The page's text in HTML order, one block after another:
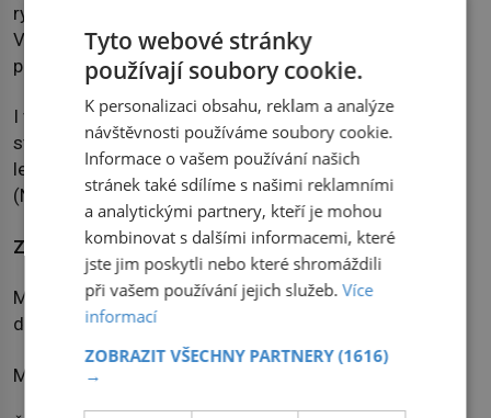
rytířů), kteří měli chránit Evropu před vpádem Osmanů.
V roce 1798 ji obsadil Napoleon, ale již o dva roky
později padla do područí Britů.
I v průběhu 2. světové války byla Malta důležitým
strategický bodem, jelikož umožňovala britskému
letectvu napadat zásobovací konvoje Afrikakorpsu
(Německého afrického sboru).
Zajímavosti:
Malta má silně omezené zásoby sladké vody. Ta je
dodávána potrubím ze Sicílie.
Malta si užívá více než 300 slunečných dní v roce.
Tyto webové stránky
používají soubory cookie.
K personalizaci obsahu, reklam a analýze
návštěvnosti používáme soubory cookie.
Informace o vašem používání našich
stránek také sdílíme s našimi reklamními
a analytickými partnery, kteří je mohou
kombinovat s dalšími informacemi, které
jste jim poskytli nebo které shromáždili
při vašem používání jejich služeb.Více
informací
ZOBRAZIT VŠECHNY PARTNERY(1616)
→